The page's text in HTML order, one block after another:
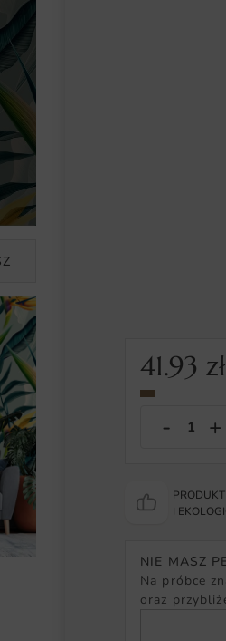
41.93zł
I
NIE MASZ
Na próbce
oraz